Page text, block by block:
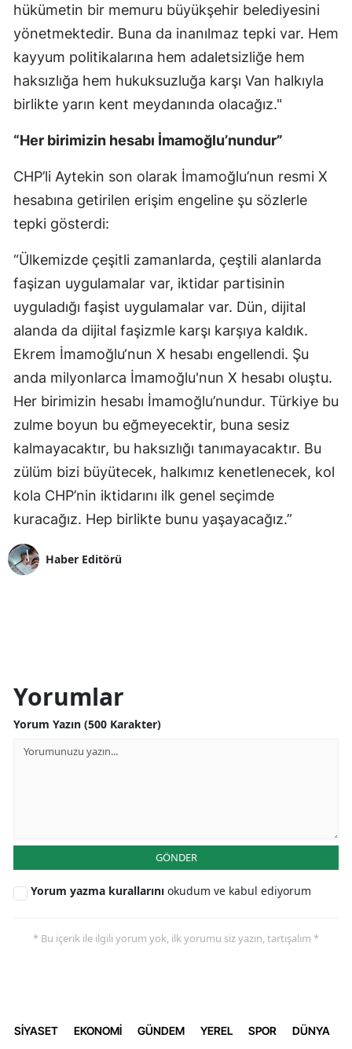
hükümetin bir memuru büyükşehir belediyesini
yönetmektedir. Buna da inanılmaz tepki var. Hem
kayyum politikalarına hem adaletsizliğe hem
haksızlığa hem hukuksuzluğa karşı Van halkıyla
birlikte yarın kent meydanında olacağız."
“Her birimizin hesabı İmamoğlu’nundur”
CHP’li Aytekin son olarak İmamoğlu’nun resmi X
hesabına getirilen erişim engeline şu sözlerle
tepki gösterdi:
“Ülkemizde çeşitli zamanlarda, çeştili alanlarda
faşizan uygulamalar var, iktidar partisinin
uyguladığı faşist uygulamalar var. Dün, dijital
alanda da dijital faşizmle karşı karşıya kaldık.
Ekrem İmamoğlu‘nun X hesabı engellendi. Şu
anda milyonlarca İmamoğlu'nun X hesabı oluştu.
Her birimizin hesabı İmamoğlu’nundur. Türkiye bu
zulme boyun bu eğmeyecektir, buna sesiz
kalmayacaktır, bu haksızlığı tanımayacaktır. Bu
zülüm bizi büyütecek, halkımız kenetlenecek, kol
kola CHP’nin iktidarını ilk genel seçimde
kuracağız. Hep birlikte bunu yaşayacağız.”
Haber Editörü
Yorumlar
Yorum Yazın (500 Karakter)
GÖNDER
Yorum yazma kurallarını okudum ve kabul ediyorum
* Bu içerik ile ilgili yorum yok, ilk yorumu siz yazın, tartışalım *
SİYASET EKONOMİ GÜNDEM YEREL SPOR DÜNYA